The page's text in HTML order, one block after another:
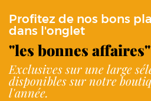
Profitez de nos bons
dans l'onglet
"les bonnes affaires"
Exclusives sur une large
disponibles sur notre
l'année.